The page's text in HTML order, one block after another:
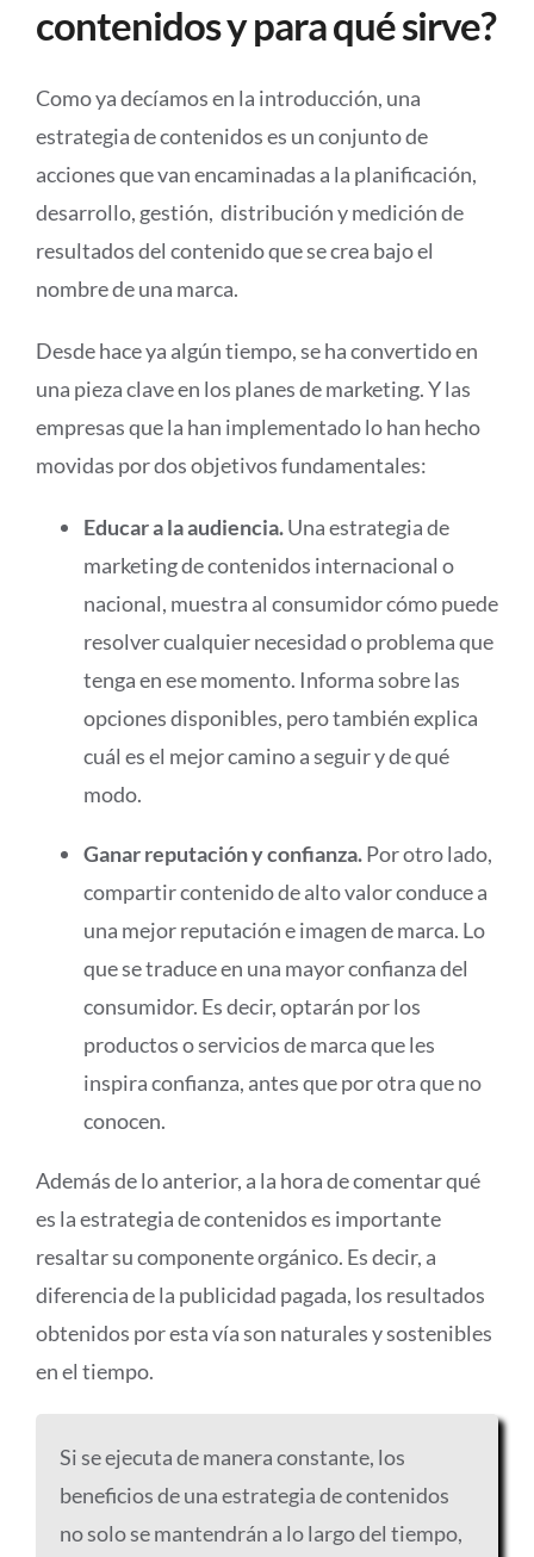
contenidos y para qué sirve?
Como ya decíamos en la introducción, una
estrategia de contenidos es un conjunto de
acciones que van encaminadas a la planificación,
desarrollo, gestión, distribución y medición de
resultados del contenido que se crea bajo el
nombre de una marca.
Desde hace ya algún tiempo, se ha convertido en
una pieza clave en los planes de marketing. Y las
empresas que la han implementado lo han hecho
movidas por dos objetivos fundamentales:
Educar a la audiencia.Una estrategia de
marketing de contenidos internacional o
nacional, muestra al consumidor cómo puede
resolver cualquier necesidad o problema que
tenga en ese momento. Informa sobre las
opciones disponibles, pero también explica
cuál es el mejor camino a seguir y de qué
modo.
Ganar reputación y confianza.Por otro lado,
compartir contenido de alto valor conduce a
una mejor reputación e imagen de marca. Lo
que se traduce en una mayor confianza del
consumidor. Es decir, optarán por los
productos o servicios de marca que les
inspira confianza, antes que por otra que no
conocen.
Además de lo anterior, a la hora de comentar qué
es la estrategia de contenidos es importante
resaltar su componente orgánico. Es decir, a
diferencia de la publicidad pagada, los resultados
obtenidos por esta vía son naturales y sostenibles
en el tiempo.
Si se ejecuta de manera constante, los
beneficios de una estrategia de contenidos
no solo se mantendrán a lo largo del tiempo,